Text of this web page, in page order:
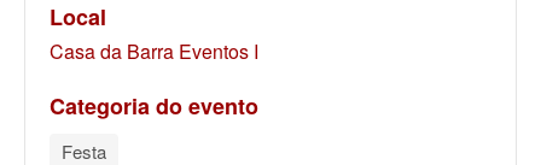
Local
Casa da Barra Eventos I
Categoria do evento
Festa